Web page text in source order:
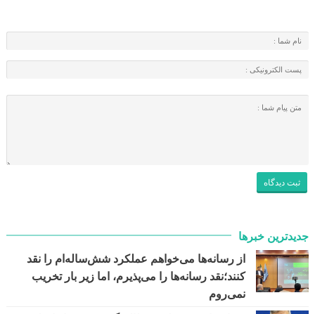
جدیدترین خبرها
از رسانه‌ها می‌خواهم عملکرد شش‌ساله‌ام را نقد
کنند؛نقد رسانه‌ها را می‌پذیرم، اما زیر بار تخریب
نمی‌روم